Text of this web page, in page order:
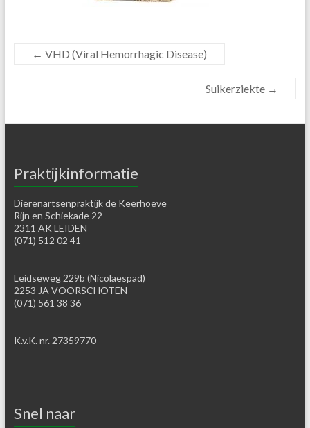
← VHD (Viral Hemorrhagic Disease)
Suikerziekte →
Praktijkinformatie
Dierenartsenpraktijk de Keerhoeve
Rijn en Schiekade 22
2311 AK LEIDEN
(071) 512 02 41
Leidseweg 229b (Nicolaespad)
2253 JA VOORSCHOTEN
(071) 561 38 36
K.v.K. nr. 27359770
Snel naar